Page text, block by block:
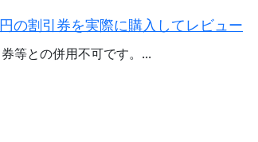
の割引券を実際に購入してレビュー
券等との併用不可です。...